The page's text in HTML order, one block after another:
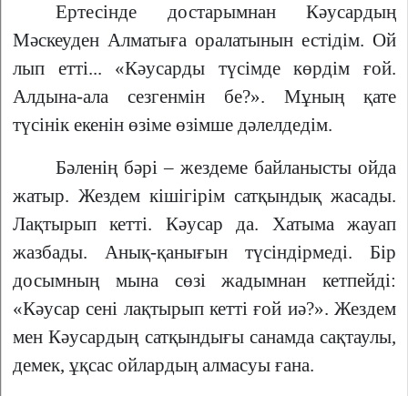
Ертесінде достарымнан Кәусардың
Мәскеуден Алматыға оралатынын естідім. Ой
лып етті... «Кәусарды түсімде көрдім ғой.
Алдына-ала сезгенмін бе?». Мұның қате
түсінік екенін өзіме өзімше дәлелдедім.
Бәленің бәрі – жездеме байланысты ойда
жатыр. Жездем кішігірім сатқындық жасады.
Лақтырып кетті. Кәусар да. Хатыма жауап
жазбады. Анық-қанығын түсіндірмеді. Бір
досымның мына сөзі жадымнан кетпейді:
«Кәусар сені лақтырып кетті ғой иә?». Жездем
мен Кәусардың сатқындығы санамда сақтаулы,
демек, ұқсас ойлардың алмасуы ғана.